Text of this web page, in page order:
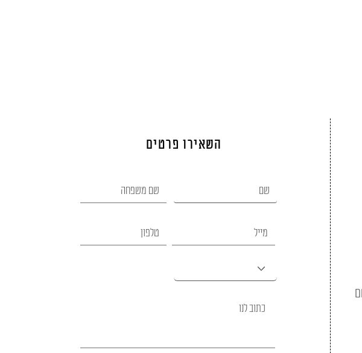
השאירו פרטים